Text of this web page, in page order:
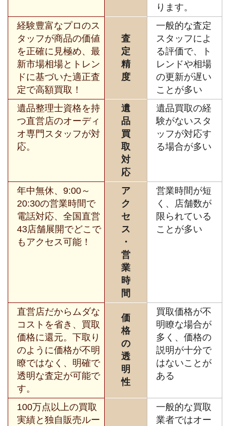
ります。
経験豊富なプロのス
タッフが商品の価値
を正確に見極め、最
新市場相場とトレン
ドに基づいた適正査
定で高額買取！
査
定
精
度
一般的な査定
スタッフによ
る評価で、ト
レンドや相場
の更新が遅い
ことが多い
遺品整理士資格を持
つ直営店のオーディ
オ専門スタッフが対
応。
遺
品
買
取
対
応
遺品買取の経
験がないスタ
ッフが対応す
る場合が多い
年中無休、9:00～
20:30の営業時間で
電話対応、全国直営
43店舗展開でどこで
もアクセス可能！
ア
ク
セ
ス
・
営
業
時
間
営業時間が短
く、店舗数が
限られている
ことが多い
直営店だからムダな
コストを省き、買取
価格に還元。下取り
のように価格が不明
瞭ではなく、明確で
透明な査定が可能で
す。
価
格
の
透
明
性
買取価格が不
明瞭な場合が
多く、価格の
説明が十分で
はないことが
ある
100万点以上の買取
実績と独自販売ルー
一般的な買取
業者ではオー